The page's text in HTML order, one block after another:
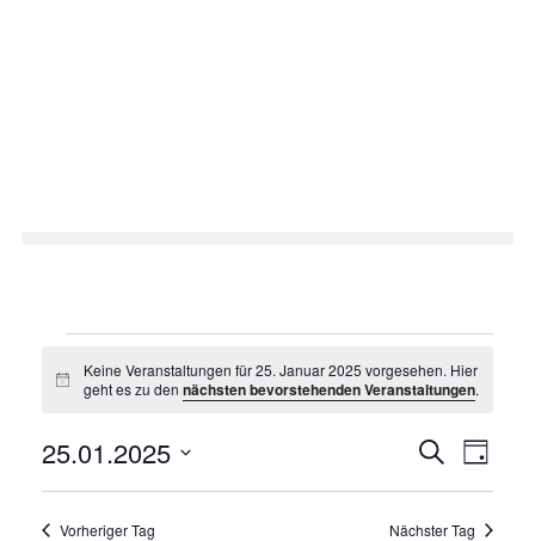
für
2025
Hinweis
Keine Veranstaltungen für 25. Januar 2025 vorgesehen. Hier
geht es zu den nächsten bevorstehenden Veranstaltungen.
Suche
und
Ansichten,
SucheTag
25.01.2025
Vorheriger Tag Nächster Tag